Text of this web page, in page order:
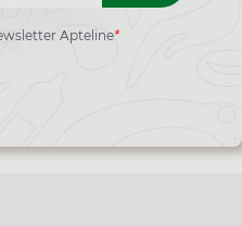
Apteline*